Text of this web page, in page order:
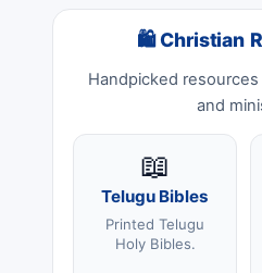
🛍 Christian
Handpicked
and
📖
Telugu Bibles
Printed Telugu
Holy Bibles.